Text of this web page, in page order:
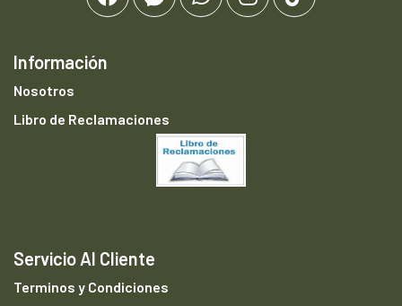
Información
Nosotros
Libro de Reclamaciones
Servicio Al Cliente
Terminos y Condiciones